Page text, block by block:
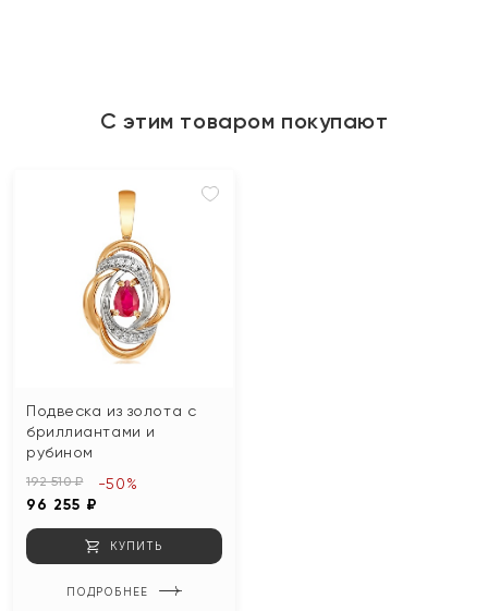
С этим товаром покупают
Подвеска из золота с
бриллиантами и
рубином
192 510 ₽
96 255 ₽
-50%
КУПИТЬ
ПОДРОБНЕЕ